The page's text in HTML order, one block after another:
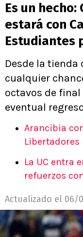
Es un
estará con
Estudiantes
Desde la tienda
cualquier
octavos de
eventual
Arancibia
Libertadores
La UC entra
refuerzos
Actualizado el 06/